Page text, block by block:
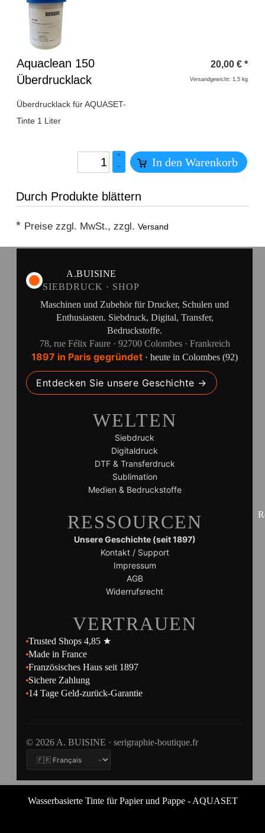
Überschrift
1
Aquaclean 150
Überdrucklack
Überdrucklack für AQUASET-
Tinte 1 Liter
20,00 € *
Versandgewicht: 1,5 kg
+
–
In den Warenkorb
Durch Produkte blättern
* Preise zzgl. MwSt., zzgl.Versand
A.BUISINE
SIEBDRUCK · SHOP
Maschinen und Zubehör für Drucker, Schulen und
Enthusiasten. Siebdruck, Digital, Transfer,
Bedruckstoffe.
78, rue Félix Faure · 92700 Colombes · Frankreich
1897 in Paris gegründet · heute in Colombes (92)
Entdecken Sie unsere Geschichte →
WELTEN
Siebdruck
Digitaldruck
DTF & Transferdruck
Sublimation
Medien & Bedruckstoffe
RESSOURCEN
Unsere Geschichte (seit 1897)
Kontakt / Support
Impressum
AGB
Widerrufsrecht
VERTRAUEN
Trusted Shops 4,85 ★
Made in France
Französisches Haus seit 1897
Sichere Zahlung
14 Tage Geld-zurück-Garantie
© 2026 A. BUISINE · serigraphie-boutique.fr
Wasserbasierte Tinte für Papier und Pappe - AQUASET